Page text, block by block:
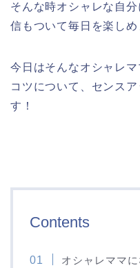
そんな時オシャレな自
信もついて毎日を楽しめ
今日はそんなオシャレ
コツについて、センス
す！
Contents
オシャレママ